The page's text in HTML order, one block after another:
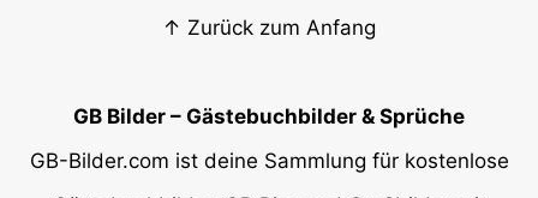
↑ Zurück zum Anfang
GB Bilder – Gästebuchbilder & Sprüche
GB-Bilder.com ist deine Sammlung für kostenlose